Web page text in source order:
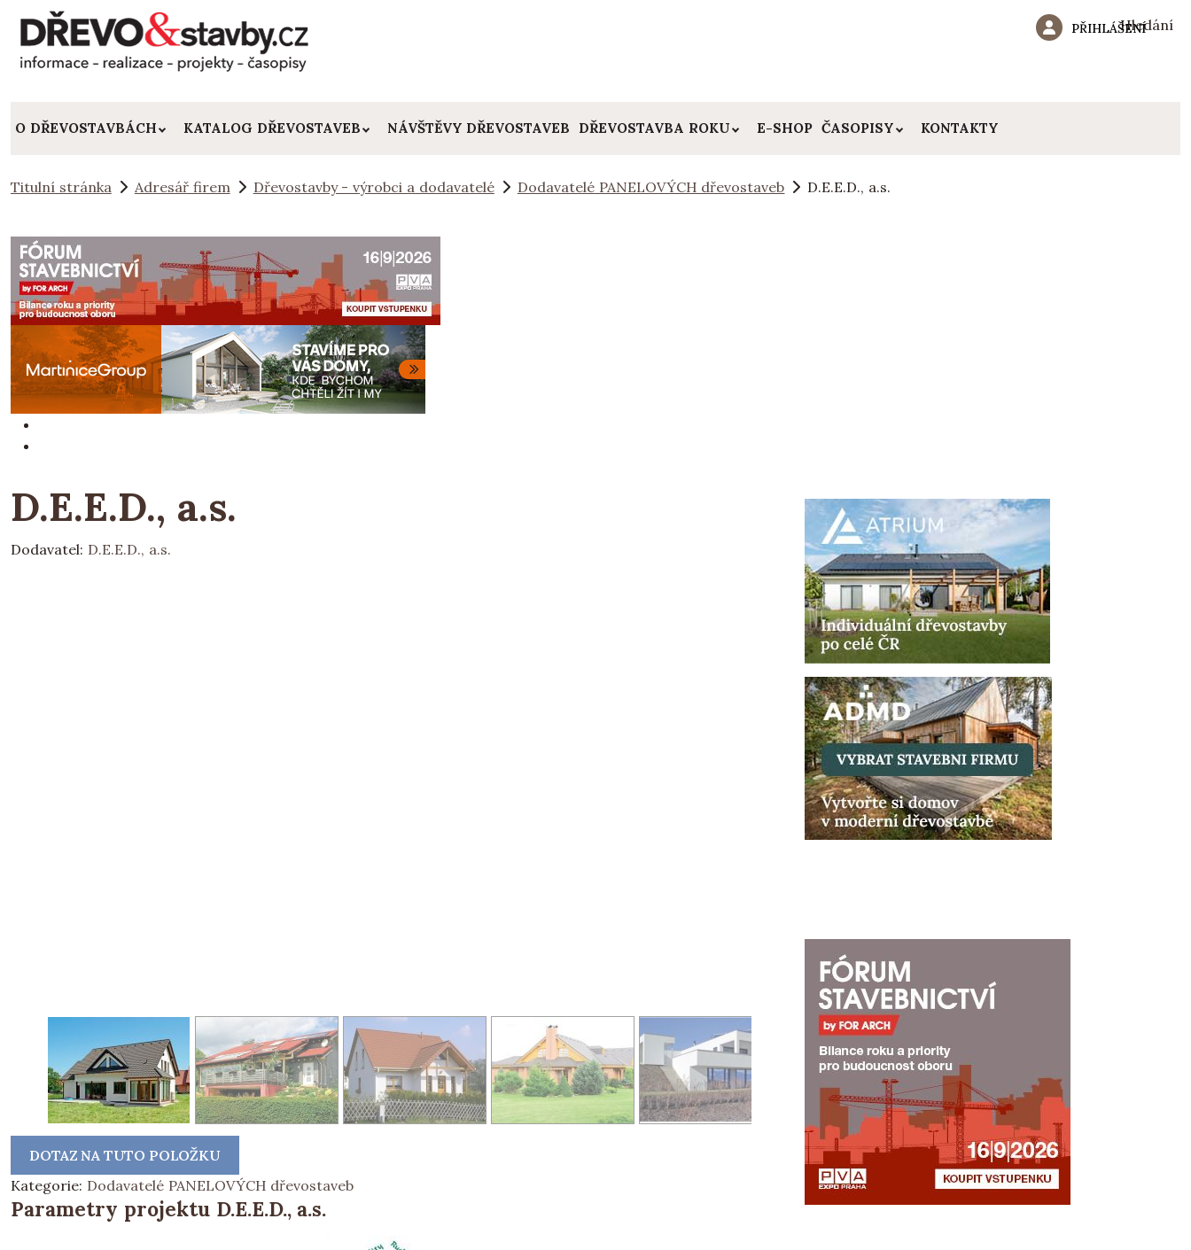
Hledání
PŘIHLÁŠENÍ
O DŘEVOSTAVBÁCH KATALOG DŘEVOSTAVEB NÁVŠTĚVY DŘEVOSTAVEB DŘEVOSTAVBA ROKU E-SHOP ČASOPISY KONTAKTY
Titulní stránka Adresář firem Dřevostavby - výrobci a dodavatelé Dodavatelé PANELOVÝCH dřevostaveb D.E.E.D., a.s.
D.E.E.D., a.s.
Dodavatel: D.E.E.D., a.s.
DOTAZ NA TUTO POLOŽKU
Kategorie: Dodavatelé PANELOVÝCH dřevostaveb
Parametry projektu D.E.E.D., a.s.